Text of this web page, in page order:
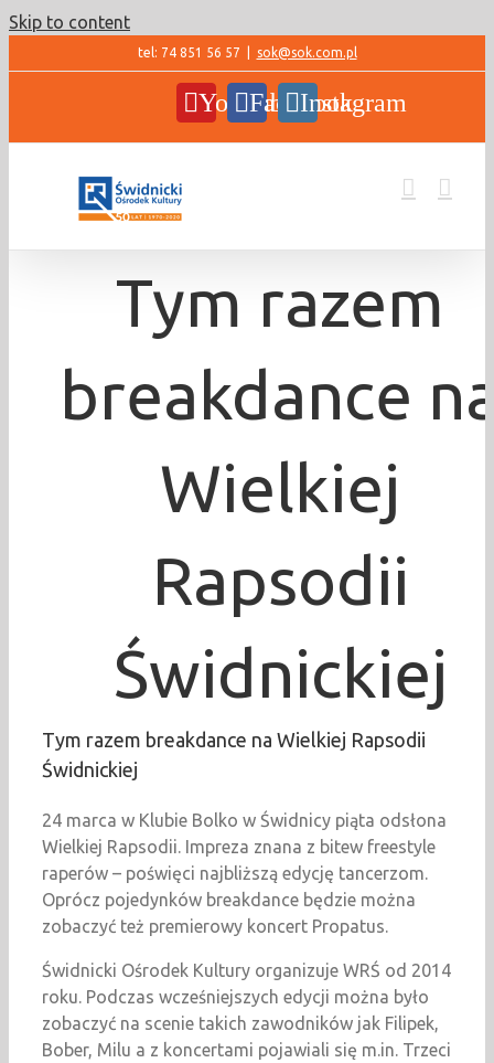
Skip to content
tel: 74 851 56 57 sok@sok.com.pl
YouTubeFacebookInstagram
Tym razem
breakdance
Wielkiej
Rapsodii
Świdnickiej
Tym razem breakdance na Wielkiej Rapsodii
Świdnickiej
24 marca w Klubie Bolko w Świdnicy piąta odsłona
Wielkiej Rapsodii. Impreza znana z bitew freestyle
raperów – poświęci najbliższą edycję tancerzom.
Oprócz pojedynków breakdance będzie można
zobaczyć też premierowy koncert Propatus.
Świdnicki Ośrodek Kultury organizuje WRŚ od 2014
roku. Podczas wcześniejszych edycji można było
zobaczyć na scenie takich zawodników jak Filipek,
Bober, Milu a z koncertami pojawiali się m.in. Trzeci